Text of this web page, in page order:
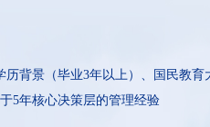
背景（毕业3年以上）、国民教
5年核心决策层的管理经验